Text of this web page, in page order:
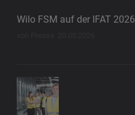
Wilo FSM auf der IFAT 2026